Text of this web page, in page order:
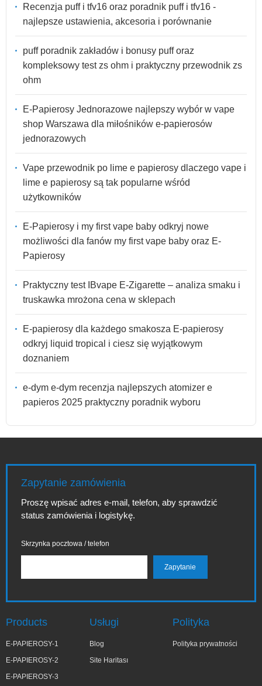
Recenzja puff i tfv16 oraz poradnik puff i tfv16 -
najlepsze ustawienia, akcesoria i porównanie
puff poradnik zakładów i bonusy puff oraz
kompleksowy test zs ohm i praktyczny przewodnik zs
ohm
E-Papierosy Jednorazowe najlepszy wybór w vape
shop Warszawa dla miłośników e-papierosów
jednorazowych
Vape przewodnik po lime e papierosy dlaczego vape i
lime e papierosy są tak popularne wśród
użytkowników
E-Papierosy i my first vape baby odkryj nowe
możliwości dla fanów my first vape baby oraz E-
Papierosy
Praktyczny test IBvape E-Zigarette – analiza smaku i
truskawka mrożona cena w sklepach
E-papierosy dla każdego smakosza E-papierosy
odkryj liquid tropical i ciesz się wyjątkowym
doznaniem
e-dym e-dym recenzja najlepszych atomizer e
papieros 2025 praktyczny poradnik wyboru
Zapytanie zamówienia
Proszę wpisać adres e-mail, telefon, aby sprawdzić
status zamówienia i logistykę.
Skrzynka pocztowa / telefon
Products
E-PAPIEROSY-1
E-PAPIEROSY-2
E-PAPIEROSY-3
Usługi
Blog
Site Haritası
Polityka
Polityka prywatności